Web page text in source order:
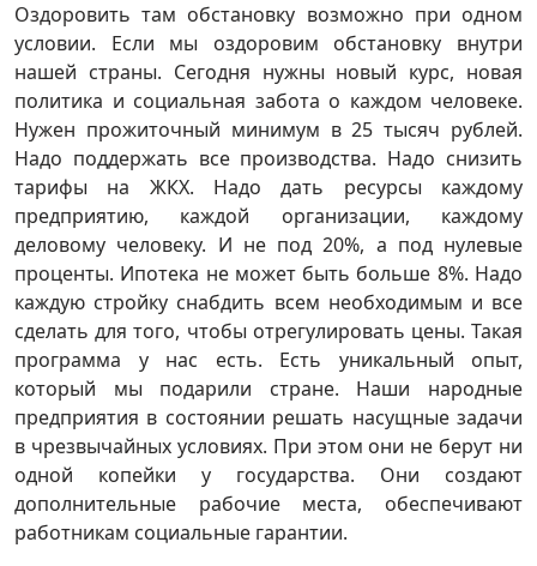
Оздоровить там обстановку возможно при одном
условии. Если мы оздоровим обстановку внутри
нашей страны. Сегодня нужны новый курс, новая
политика и социальная забота о каждом человеке.
Нужен прожиточный минимум в 25 тысяч рублей.
Надо поддержать все производства. Надо снизить
тарифы на ЖКХ. Надо дать ресурсы каждому
предприятию, каждой организации, каждому
деловому человеку. И не под 20%, а под нулевые
проценты. Ипотека не может быть больше 8%. Надо
каждую стройку снабдить всем необходимым и все
сделать для того, чтобы отрегулировать цены. Такая
программа у нас есть. Есть уникальный опыт,
который мы подарили стране. Наши народные
предприятия в состоянии решать насущные задачи
в чрезвычайных условиях. При этом они не берут ни
одной копейки у государства. Они создают
дополнительные рабочие места, обеспечивают
работникам социальные гарантии.